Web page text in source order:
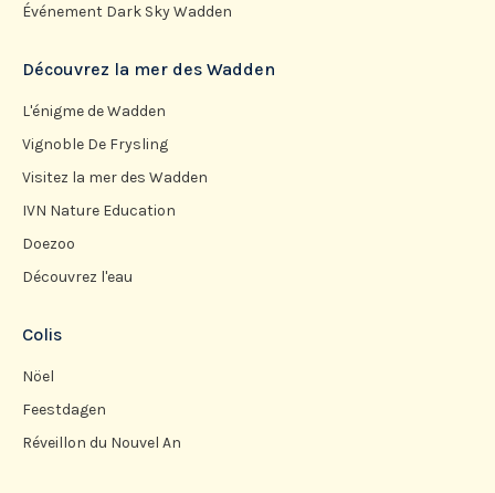
Événement Dark Sky Wadden
Découvrez la mer des Wadden
L'énigme de Wadden
Vignoble De Frysling
Visitez la mer des Wadden
IVN Nature Education
Doezoo
Découvrez l'eau
Colis
Nöel
Feestdagen
Réveillon du Nouvel An